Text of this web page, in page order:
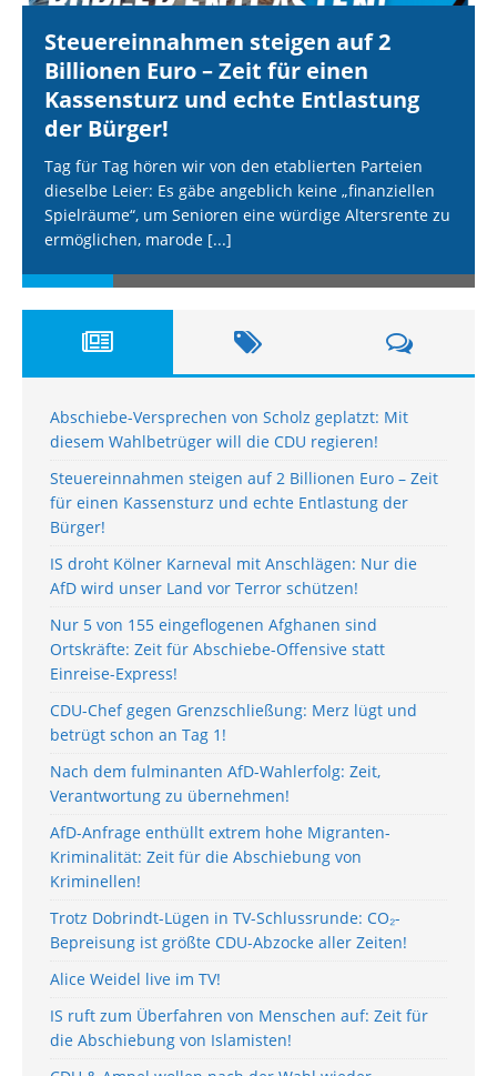
Steuereinnahmen steigen auf 2
Billionen Euro – Zeit für einen
Kassensturz und echte Entlastung
der Bürger!
Tag für Tag hören wir von den etablierten Parteien
dieselbe Leier: Es gäbe angeblich keine „finanziellen
Spielräume“, um Senioren eine würdige Altersrente zu
ermöglichen, marode [...]
Abschiebe-Versprechen von Scholz geplatzt: Mit
diesem Wahlbetrüger will die CDU regieren!
Steuereinnahmen steigen auf 2 Billionen Euro – Zeit
für einen Kassensturz und echte Entlastung der
Bürger!
IS droht Kölner Karneval mit Anschlägen: Nur die
AfD wird unser Land vor Terror schützen!
Nur 5 von 155 eingeflogenen Afghanen sind
Ortskräfte: Zeit für Abschiebe-Offensive statt
Einreise-Express!
CDU-Chef gegen Grenzschließung: Merz lügt und
betrügt schon an Tag 1!
Nach dem fulminanten AfD-Wahlerfolg: Zeit,
Verantwortung zu übernehmen!
AfD-Anfrage enthüllt extrem hohe Migranten-
Kriminalität: Zeit für die Abschiebung von
Kriminellen!
Trotz Dobrindt-Lügen in TV-Schlussrunde: CO₂-
Bepreisung ist größte CDU-Abzocke aller Zeiten!
Alice Weidel live im TV!
IS ruft zum Überfahren von Menschen auf: Zeit für
die Abschiebung von Islamisten!